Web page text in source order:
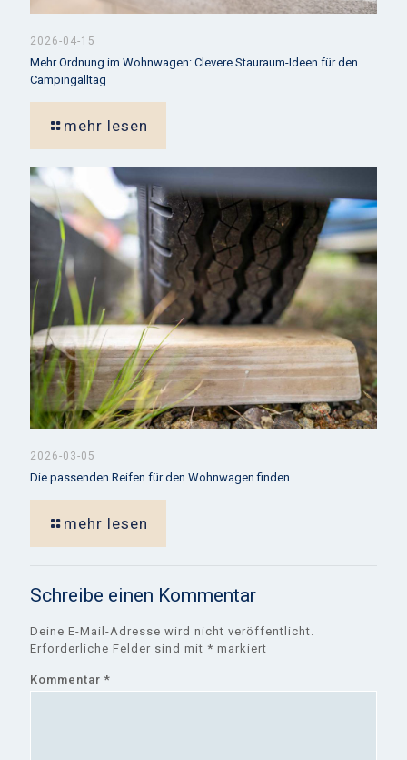
2026-04-15
Mehr Ordnung im Wohnwagen: Clevere Stauraum-Ideen für den
Campingalltag
mehr lesen
2026-03-05
Die passenden Reifen für den Wohnwagen finden
mehr lesen
Schreibe einen Kommentar
Deine E-Mail-Adresse wird nicht veröffentlicht.
Erforderliche Felder sind mit * markiert
Kommentar *